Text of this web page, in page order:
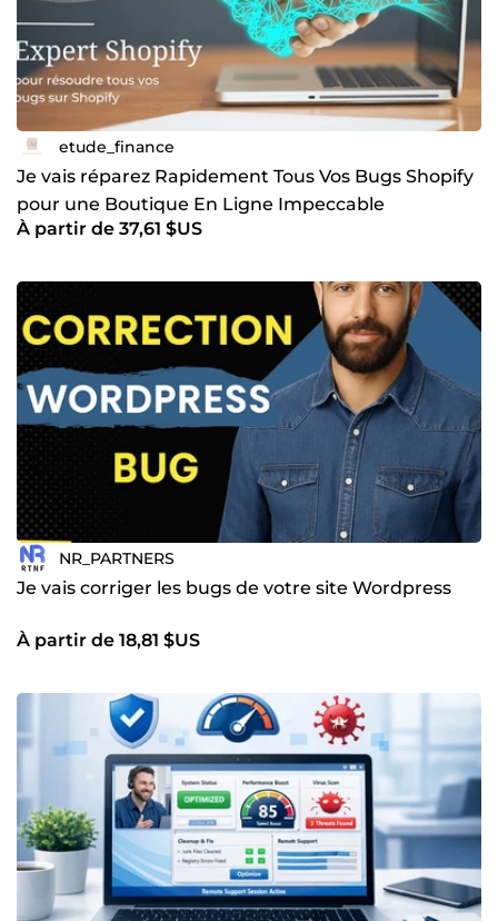
etude_finance
Je vais réparez Rapidement Tous Vos Bugs Shopify
pour une Boutique En Ligne Impeccable
À partir de 37,61 $US
NR_PARTNERS
Je vais corriger les bugs de votre site Wordpress
À partir de 18,81 $US